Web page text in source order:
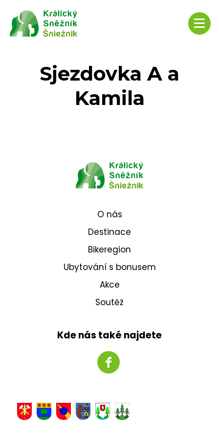
Sjezdovka A a
Kamila
O nás
Destinace
Bikeregion
Ubytování s bonusem
Akce
Soutěž
Kde nás také najdete